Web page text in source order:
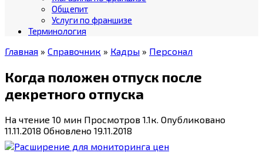
Общепит
Услуги по франшизе
Терминология
Главная » Справочник » Кадры » Персонал
Когда положен отпуск после
декретного отпуска
На чтение 10 мин Просмотров 1.1к. Опубликовано
11.11.2018 Обновлено 19.11.2018